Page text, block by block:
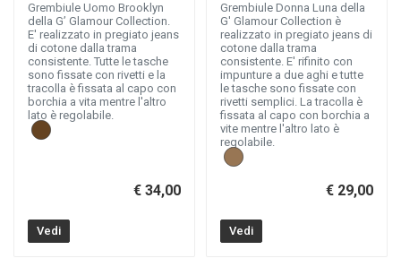
Grembiule Uomo Brooklyn
della G’ Glamour Collection.
E' realizzato in pregiato jeans
di cotone dalla trama
consistente. Tutte le tasche
sono fissate con rivetti e la
tracolla è fissata al capo con
borchia a vita mentre l'altro
lato è regolabile.
€ 34,00
Vedi
Grembiule Donna Luna della
G' Glamour Collection è
realizzato in pregiato jeans di
cotone dalla trama
consistente. E' rifinito con
impunture a due aghi e tutte
le tasche sono fissate con
rivetti semplici. La tracolla è
fissata al capo con borchia a
vite mentre l'altro lato è
regolabile.
€ 29,00
Vedi